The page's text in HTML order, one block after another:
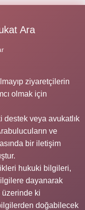
Ara
ziyaretçilerin
olmak için
veya avukatlık
ve
bir iletişim
hukuki bilgileri,
dayanarak
üzerinde ki
doğabilecek